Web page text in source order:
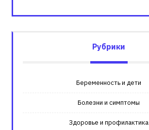
Рубрики
Беременность и дети
Болезни и симптомы
Здоровье и профилактика